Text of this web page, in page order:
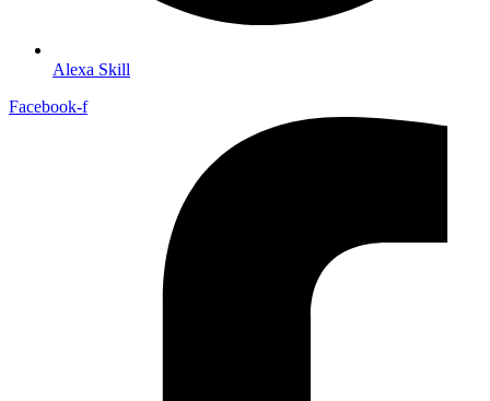
Alexa Skill
Facebook-f